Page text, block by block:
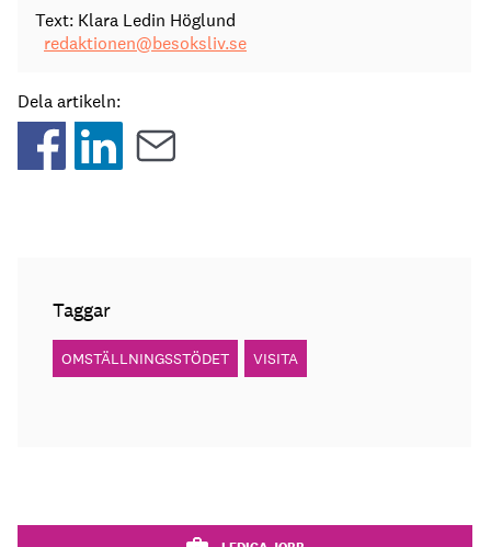
Text: Klara Ledin Höglund
redaktionen@besoksliv.se
Dela artikeln:
Taggar
OMSTÄLLNINGSSTÖDET VISITA